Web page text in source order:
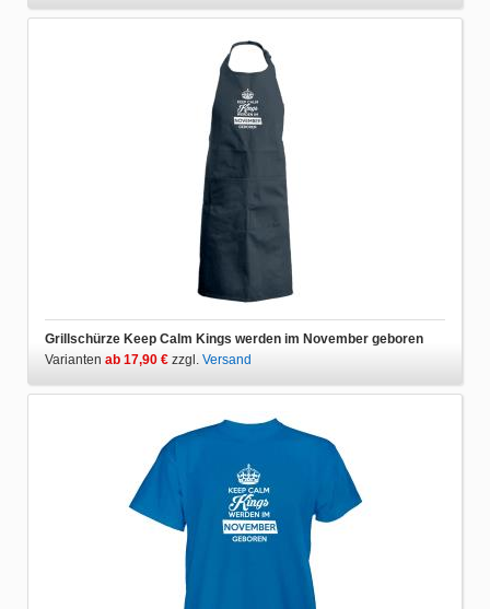
Grillschürze Keep Calm Kings werden im November geboren
Varianten ab 17,90 € zzgl. Versand